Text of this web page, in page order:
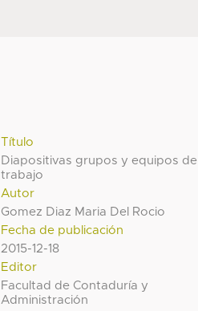
Título
Diapositivas grupos y equipos de
trabajo
Autor
Gomez Diaz Maria Del Rocio
Fecha de publicación
2015-12-18
Editor
Facultad de Contaduría y
Administración